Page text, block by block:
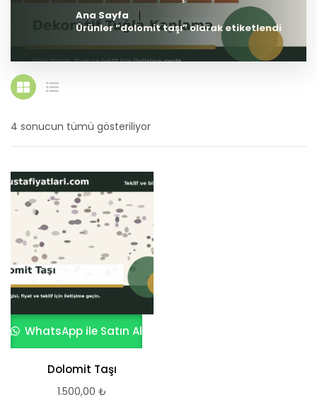
Ana Sayfa
Ürünler “dolomit taşı” olarak etiketlendi
4 sonucun tümü gösteriliyor
göre
WhatsApp ile Satın Al
Dolomit Taşı
1.500,00 ₺